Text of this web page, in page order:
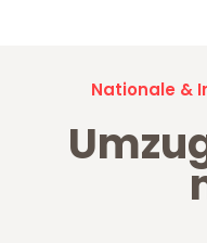
Nationale &